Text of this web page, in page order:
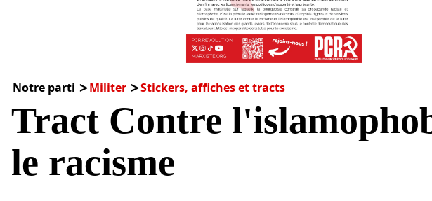
Notre parti Militer Stickers, affiches et tracts
Tract Contre
le racisme